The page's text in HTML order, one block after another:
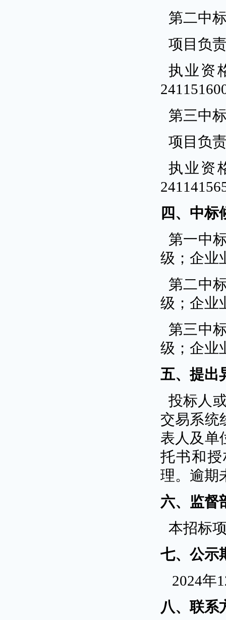
第二中
项目负
执业资
第三中
项目负
执业资
四、中标
第一中
级；企业
第二中
级；企业
第三中
级；企业
五、提出
投标人
交易系统
表人及单
托书和
理。逾期
六、监督
本招标
七、公示
2024年
八、联系